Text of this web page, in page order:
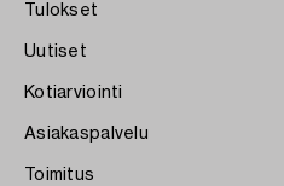
Tulokset
Uutiset
Kotiarviointi
Asiakaspalvelu
Toimitus